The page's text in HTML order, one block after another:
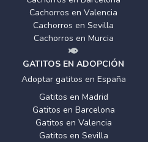
Cachorros en Valencia
Cachorros en Sevilla
Cachorros en Murcia
GATITOS EN ADOPCIÓN
Adoptar gatitos en España
Gatitos en Madrid
Gatitos en Barcelona
Gatitos en Valencia
Gatitos en Sevilla